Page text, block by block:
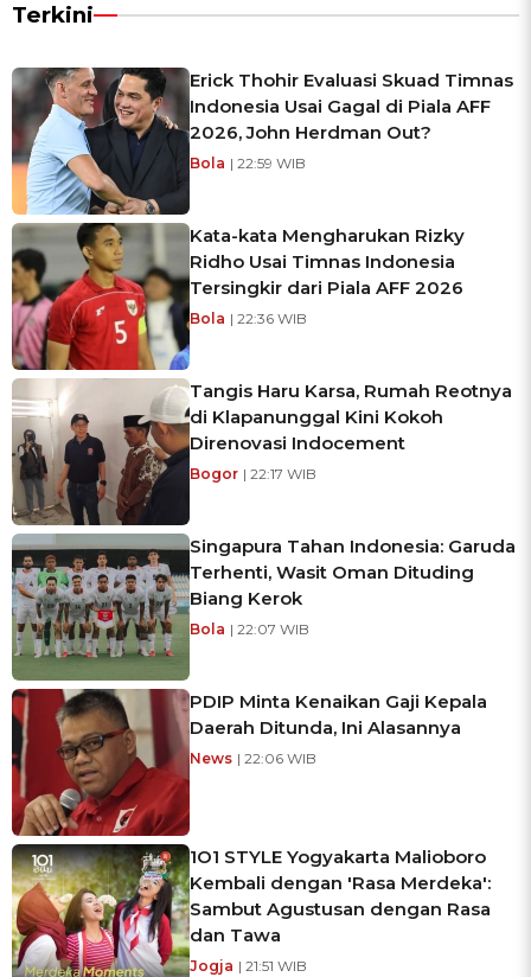
Terkini
Erick Thohir Evaluasi Skuad Timnas
Indonesia Usai Gagal di Piala AFF
2026, John Herdman Out?
Bola | 22:59 WIB
Kata-kata Mengharukan Rizky
Ridho Usai Timnas Indonesia
Tersingkir dari Piala AFF 2026
Bola | 22:36 WIB
Tangis Haru Karsa, Rumah Reotnya
di Klapanunggal Kini Kokoh
Direnovasi Indocement
Bogor | 22:17 WIB
Singapura Tahan Indonesia: Garuda
Terhenti, Wasit Oman Dituding
Biang Kerok
Bola | 22:07 WIB
PDIP Minta Kenaikan Gaji Kepala
Daerah Ditunda, Ini Alasannya
News | 22:06 WIB
1O1 STYLE Yogyakarta Malioboro
Kembali dengan 'Rasa Merdeka':
Sambut Agustusan dengan Rasa
dan Tawa
Jogja | 21:51 WIB